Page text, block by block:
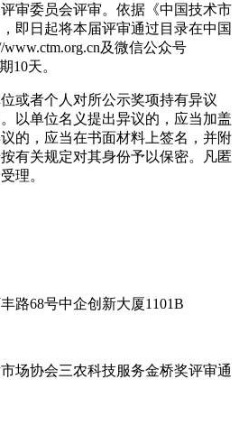
审委员会评审。依据《中国技术市
即日起将本届评审通过目录在中国
及微信公众号
10天。
或者个人对所公示奖项持有异议
以单位名义提出异议的，应当加盖
的，应当在书面材料上签名，并附
有关规定对其身份予以保密。凡匿
理。
路68号中企创新大厦1101B
场协会三农科技服务金桥奖评审通